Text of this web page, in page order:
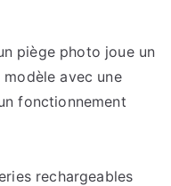
piège photo joue un
avec une
fonctionnement
rechargeables